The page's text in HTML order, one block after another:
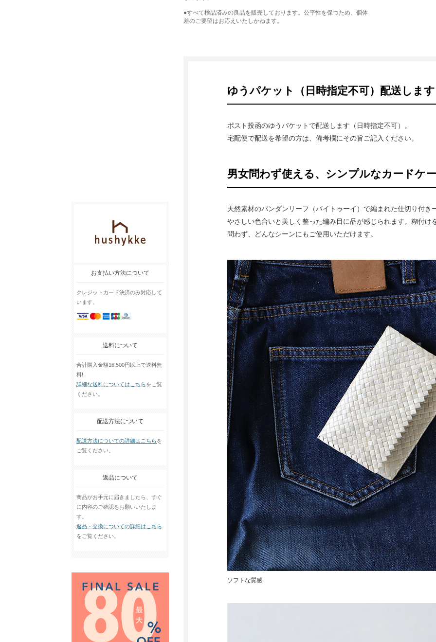
お支払い方法について
クレジットカード決済のみ対応して
います。
送料について
合計購入金額16,500円以上で送料無
料!
詳細な送料についてはこちらをご覧
ください。
配送方法について
配送方法についての詳細はこちらを
ご覧ください。
返品について
商品がお手元に届きましたら、すぐ
に内容のご確認をお願いいたしま
す。
返品・交換についての詳細はこちら
をご覧ください。
●すべて検品済みの良品を販売しております。公平性を保つため、個体
差のご要望はお応えいたしかねます。
ゆうパケット（日時指定不可）配送します
ポスト投函のゆうパケットで配送します（日時指定不可）。
宅配便で配送を希望の方は、備考欄にその旨ご記入ください。
男女問わず使える、シンプルなカードケ
天然素材のパンダンリーフ（バイトゥーイ）で編まれた仕切り付き
やさしい色合いと美しく整った編み目に品が感じられます。糊付け
問わず、どんなシーンにもご使用いただけます。
ソフトな質感